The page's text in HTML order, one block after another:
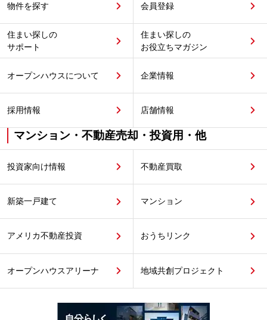
物件を探す 会員登録
住まい探しの
サポート
住まい探しの
お役立ちマガジン
オープンハウスについて 企業情報
採用情報 店舗情報
マンション・不動産売却・投資用・他
投資家向け情報 不動産買取
新築一戸建て マンション
アメリカ不動産投資 おうちリンク
オープンハウスアリーナ 地域共創プロジェクト